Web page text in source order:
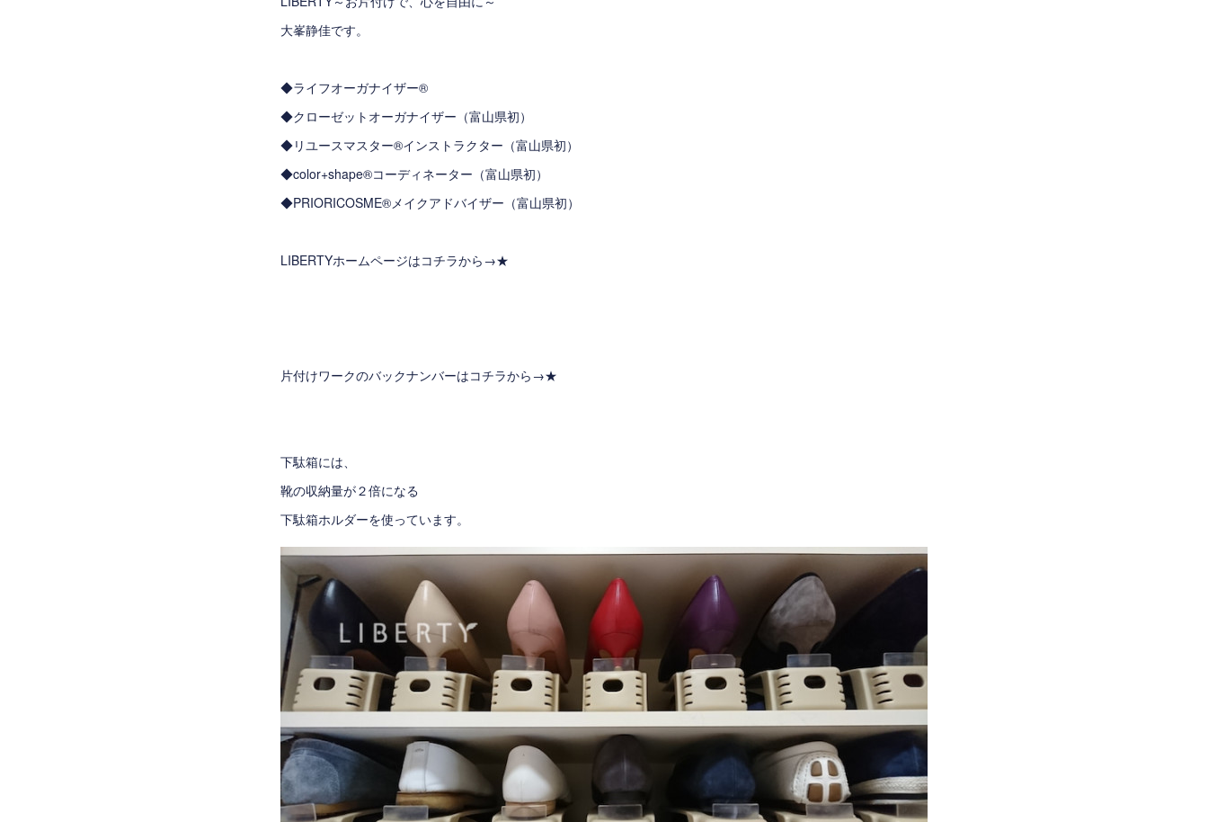
大峯静佳です。
◆ライフオーガナイザー®
◆クローゼットオーガナイザー（富山県初）
◆リユースマスター®インストラクター（富山県初）
◆color+shape®コーディネーター（富山県初）
◆PRIORICOSME®メイクアドバイザー（富山県初）
LIBERTYホームページはコチラから→★
片付けワークのバックナンバーはコチラから→★
下駄箱には、
靴の収納量が２倍になる
下駄箱ホルダーを使っています。